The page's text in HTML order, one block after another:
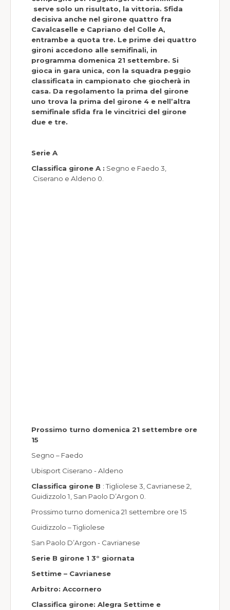
serve solo un risultato, la vittoria. Sfida
decisiva anche nel girone quattro fra
Cavalcaselle e Capriano del Colle A,
entrambe a quota tre. Le prime dei quattro
gironi accedono alle semifinali, in
programma domenica 21 settembre. Si
gioca in gara unica, con la squadra peggio
classificata in campionato che giocherà in
casa. Da regolamento la prima del girone
uno trova la prima del girone 4 e nell’altra
semifinale sfida fra le vincitrici del girone
due e tre.
Serie A
Classifica girone A : Segno e Faedo 3,
Ciserano e Aldeno 0.
Prossimo turno domenica 21 settembre ore
15
Segno – Faedo
Ubisport Ciserano - Aldeno
Classifica girone B : Tigliolese 3, Cavrianese 2,
Guidizzolo 1, San Paolo D’Argon 0.
Prossimo turno domenica 21 settembre ore 15
Guidizzolo – Tigliolese
San Paolo D’Argon - Cavrianese
Serie B girone 1 3° giornata
Settime – Cavrianese
Arbitro: Accornero
Classifica girone: Alegra Settime e